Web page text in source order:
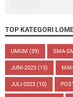
TOP KATEGORI
UMUM (39) SMA-
JUNI-2023 (15)
JULI-2023 (10)